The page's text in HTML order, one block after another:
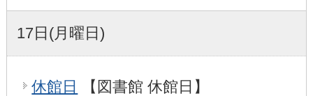
17日(月曜日)
休館日 【図書館 休館日】